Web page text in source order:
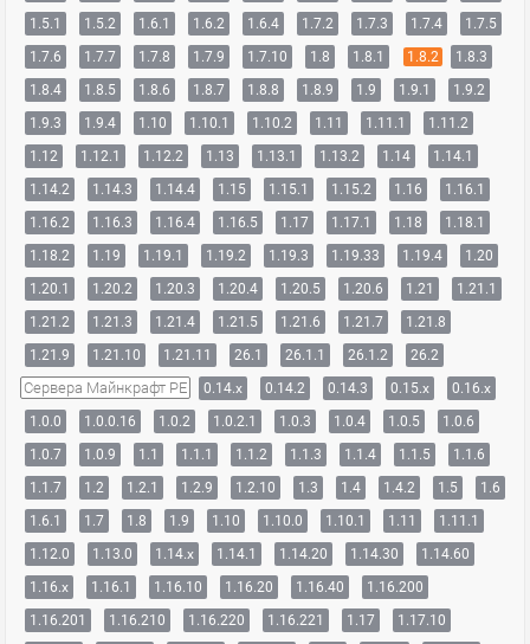
1.5.1
1.5.2 1.6.1 1.6.2 1.6.4 1.7.2 1.7.3 1.7.4
1.7.5
1.7.6
1.7.7 1.7.8 1.7.9 1.7.10 1.8 1.8.1 1.8.2
1.8.3
1.8.4
1.8.5 1.8.6 1.8.7 1.8.8 1.8.9 1.9 1.9.1
1.9.2
1.9.3
1.9.4 1.10 1.10.1 1.10.2 1.11 1.11.1
1.11.2
1.12
1.12.1 1.12.2 1.13 1.13.1 1.13.2 1.14
1.14.1
1.14.2
1.14.3 1.14.4 1.15 1.15.1 1.15.2 1.16
1.16.1
1.16.2
1.16.3 1.16.4 1.16.5 1.17 1.17.1 1.18
1.18.1
1.18.2
1.19 1.19.1 1.19.2 1.19.3 1.19.33 1.19.4
1.20
1.20.1
1.20.2 1.20.3 1.20.4 1.20.5 1.20.6 1.21
1.21.1
1.21.2
1.21.3 1.21.4 1.21.5 1.21.6 1.21.7
1.21.8
1.21.9
1.21.10 1.21.11 26.1 26.1.1 26.1.2 26.2
Сервера Майнкрафт PE 0.14.x 0.14.2 0.14.3 0.15.x
0.16.x
1.0.0
1.0.0.16 1.0.2 1.0.2.1 1.0.3 1.0.4 1.0.5
1.0.6
1.0.7
1.0.9 1.1 1.1.1 1.1.2 1.1.3 1.1.4 1.1.5
1.1.6
1.1.7
1.2 1.2.1 1.2.9 1.2.10 1.3 1.4 1.4.2 1.5
1.6
1.6.1
1.7 1.8 1.9 1.10 1.10.0 1.10.1 1.11
1.11.1
1.12.0
1.13.0 1.14.x 1.14.1 1.14.20 1.14.30
1.14.60
1.16.x
1.16.1 1.16.10 1.16.20 1.16.40
1.16.200
1.16.201
1.16.210 1.16.220 1.16.221 1.17
1.17.10